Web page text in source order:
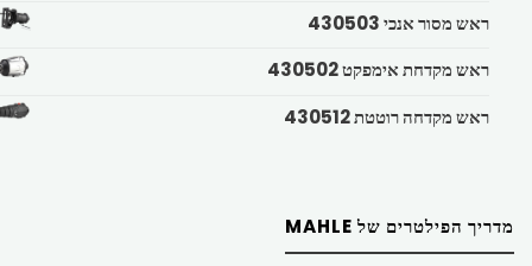
ראש מסור אנכי 430503
ראש מקדחת אימפקט 430502
ראש מקדחה רוטטת 430512
מדריך הפילטרים של MAHLE